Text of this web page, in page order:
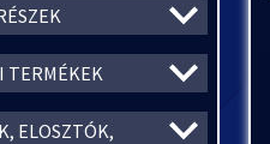
TERMÉKEK
ELOSZTÓK,